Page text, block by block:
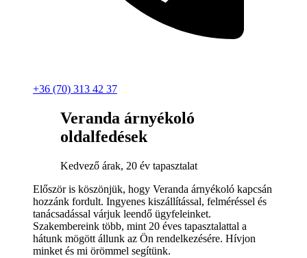
+36 (70) 313 42 37
Veranda árnyékoló
oldalfedések
Kedvező árak, 20 év tapasztalat
Először is köszönjük, hogy Veranda árnyékoló kapcsán
hozzánk fordult. Ingyenes kiszállítással, felméréssel és
tanácsadással várjuk leendő ügyfeleinket.
Szakembereink több, mint 20 éves tapasztalattal a
hátunk mögött állunk az Ön rendelkezésére. Hívjon
minket és mi örömmel segítünk.